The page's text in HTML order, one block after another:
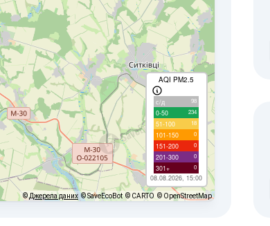
AQI PM2.5
с/д 98
0-50 234
51-100 18
101-150 0
151-200 0
201-300 0
301+ 0
08.08.2026, 15:00
© Джерела даних © SaveEcoBot © CARTO © OpenStreetMap